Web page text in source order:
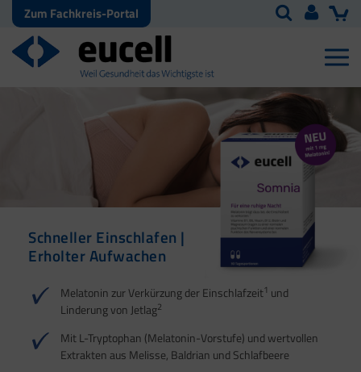
Zum Fachkreis-Portal
Schneller Einschlafen |
Erholter Aufwachen
Melatonin zur Verkürzung der Einschlafzeit1 und
Linderung von Jetlag2
Mit L-Tryptophan (Melatonin-Vorstufe) und wertvollen
Extrakten aus Melisse, Baldrian und Schlafbeere